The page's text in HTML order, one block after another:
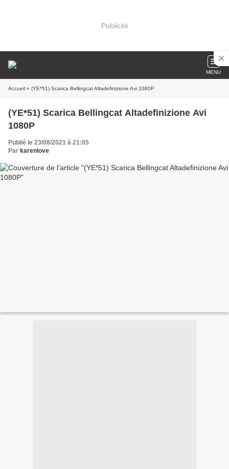
Publicité
MENU
Accueil » (YE*51) Scarica Bellingcat Altadefinizione Avi 1080P
(YE*51) Scarica Bellingcat Altadefinizione Avi
1080P
Publié le 23/08/2021 à 21:05
Par karenlove